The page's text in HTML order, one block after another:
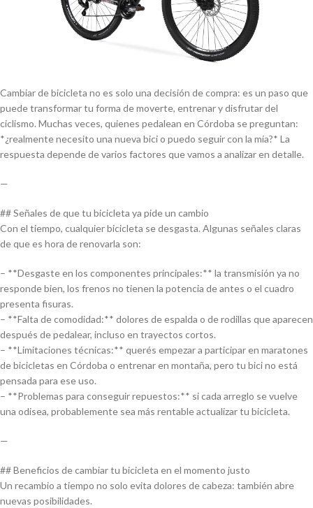
Cambiar de bicicleta no es solo una decisión de compra: es un paso que
puede transformar tu forma de moverte, entrenar y disfrutar del
ciclismo. Muchas veces, quienes pedalean en Córdoba se preguntan:
*¿realmente necesito una nueva bici o puedo seguir con la mía?* La
respuesta depende de varios factores que vamos a analizar en detalle.
—
## Señales de que tu bicicleta ya pide un cambio
Con el tiempo, cualquier bicicleta se desgasta. Algunas señales claras
de que es hora de renovarla son:
– **Desgaste en los componentes principales:** la transmisión ya no
responde bien, los frenos no tienen la potencia de antes o el cuadro
presenta fisuras.
– **Falta de comodidad:** dolores de espalda o de rodillas que aparecen
después de pedalear, incluso en trayectos cortos.
– **Limitaciones técnicas:** querés empezar a participar en maratones
de bicicletas en Córdoba o entrenar en montaña, pero tu bici no está
pensada para ese uso.
– **Problemas para conseguir repuestos:** si cada arreglo se vuelve
una odisea, probablemente sea más rentable actualizar tu bicicleta.
—
## Beneficios de cambiar tu bicicleta en el momento justo
Un recambio a tiempo no solo evita dolores de cabeza: también abre
nuevas posibilidades.